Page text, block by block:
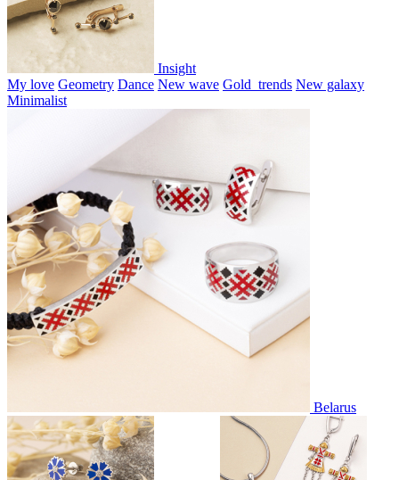
Insight
My love Geometry Dance New wave Gold_trends New galaxy
Minimalist
Belarus